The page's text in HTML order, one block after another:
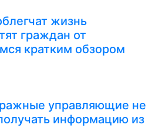
жизнь
граждан от
кратким обзором
управляющие не
информацию из